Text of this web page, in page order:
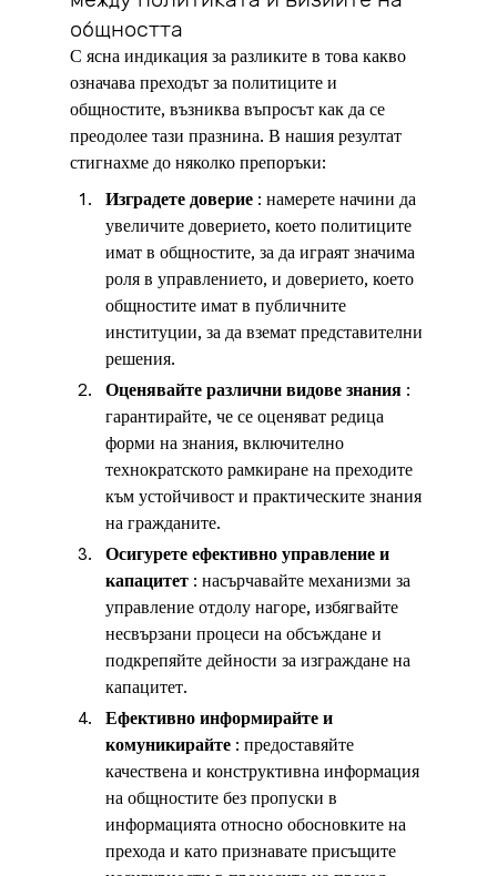
общността
С ясна индикация за разликите в това какво
означава преходът за политиците и
общностите, възниква въпросът как да се
преодолее тази празнина. В нашия резултат
стигнахме до няколко препоръки:
Изградете доверие : намерете начини да
увеличите доверието, което политиците
имат в общностите, за да играят значима
роля в управлението, и доверието, което
общностите имат в публичните
институции, за да вземат представителни
решения.
Оценявайте различни видове знания :
гарантирайте, че се оценяват редица
форми на знания, включително
технократското рамкиране на преходите
към устойчивост и практическите знания
на гражданите.
Осигурете ефективно управление и
капацитет : насърчавайте механизми за
управление отдолу нагоре, избягвайте
несвързани процеси на обсъждане и
подкрепяйте дейности за изграждане на
капацитет.
Ефективно информирайте и
комуникирайте : предоставяйте
качествена и конструктивна информация
на общностите без пропуски в
информацията относно обосновките на
прехода и като признавате присъщите